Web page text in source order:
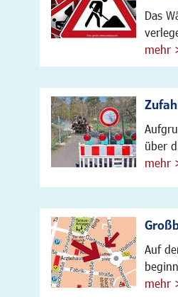
Das
mehr
über
mehr
Auf
mehr